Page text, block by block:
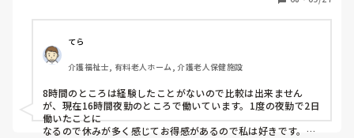
てら
介護福祉士, 有料老人ホーム, 介護老人保健施設
8時間のところは経験したことがないので比較は出来ません
が、現在16時間夜勤のところで働いています。1度の夜勤で2日
働いたことに
なるので休みが多く感じてお得感があるので私は好きです。